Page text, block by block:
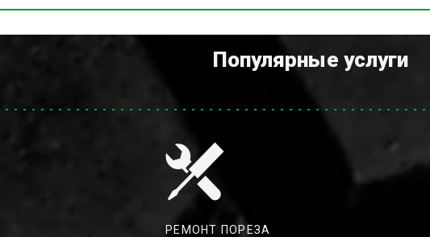
Популярные услуги
РЕМОНТ ПОРЕЗА